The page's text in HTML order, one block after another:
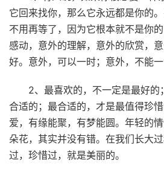
它回来找你，那么它永远都是你的
不用再等了，因为它根本就不是你
感动，意外的理解，意外的欣赏，
好。意外，可以一时；意外，不能一
2、最喜欢的，不一定是最好的
合适的；最合适的，才是最值得珍
爱，有缘能聚，有梦能圆。年轻的
朵花，其实并没有错。在我们长大
过，珍惜过，就是美丽的。